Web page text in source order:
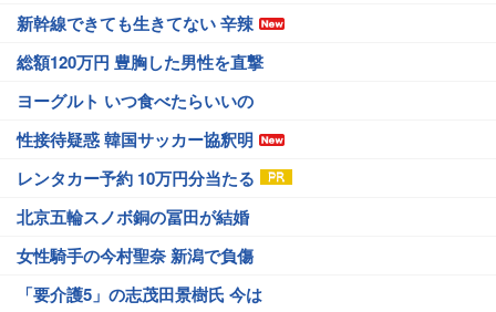
新幹線できても生きてない 辛辣
総額120万円 豊胸した男性を直撃
ヨーグルト いつ食べたらいいの
性接待疑惑 韓国サッカー協釈明
レンタカー予約 10万円分当たる
北京五輪スノボ銅の冨田が結婚
女性騎手の今村聖奈 新潟で負傷
「要介護5」の志茂田景樹氏 今は